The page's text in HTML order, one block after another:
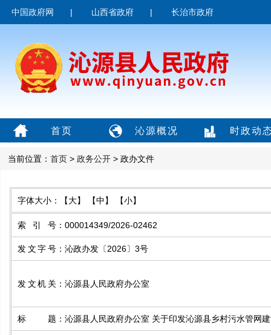
中国政府网 | 山西省政府 | 长治市政府
首页 沁源概况 时政动
当前位置： 首页 > 政务公开 > 政办文件
字体大小： 【大】 【中】 【小】
索引号 ： 000014349/2026-02462
发文字号 ： 沁政办发〔2026〕3号
发文机关 ： 沁源县人民政府办公室
标题 ： 沁源县人民政府办公室 关于印发沁源县乡村污水管网